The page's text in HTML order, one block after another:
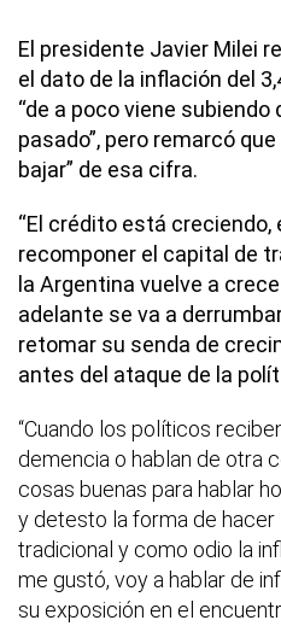
El presidente Javier Milei
el dato de la inflación del
“de a poco viene
pasado”, pero remarcó
bajar” de esa cifra.
“El crédito está creciendo,
recomponer el capital de
la Argentina vuelve a
adelante se va a
retomar su senda de
antes del ataque de la
“Cuando los políticos
demencia o hablan de otra
cosas buenas para hablar
y detesto la forma de
tradicional y como odio la
me gustó, voy a hablar de
su exposición en el